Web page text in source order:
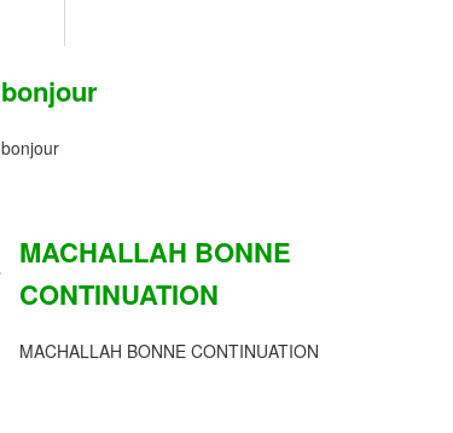
bonjour
bonjour
MACHALLAH BONNE
CONTINUATION
MACHALLAH BONNE CONTINUATION